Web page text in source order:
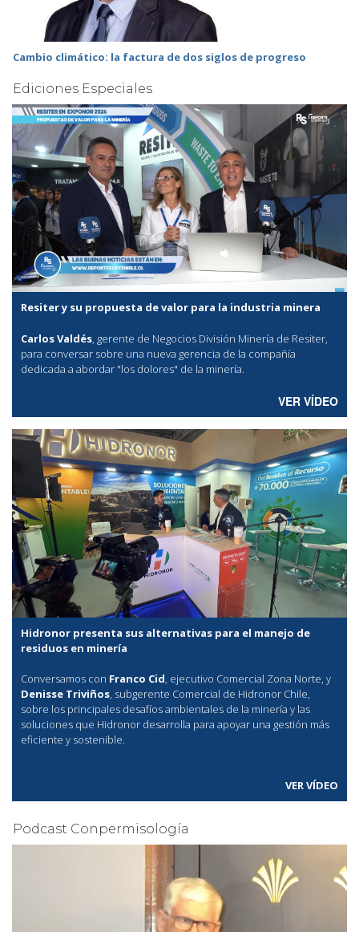
Cambio climático: la factura de dos siglos de progreso
Ediciones Especiales
Resiter y su propuesta de valor para la industria minera
Carlos Valdés , gerente de Negocios División Minería de Resiter,
para conversar sobre una nueva gerencia de la compañía
dedicada a abordar "los dolores" de la minería.
VER VÍDEO
Hidronor presenta sus alternativas para el manejo de
residuos en minería
Conversamos con Franco Cid , ejecutivo Comercial Zona Norte, y
Denisse Triviños , subgerente Comercial de Hidronor Chile,
sobre los principales desafíos ambientales de la minería y las
soluciones que Hidronor desarrolla para apoyar una gestión más
eficiente y sostenible.
VER VÍDEO
Podcast Conpermisología